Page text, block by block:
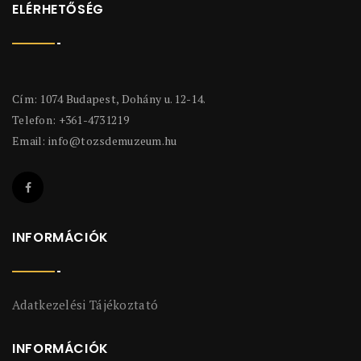
ELÉRHETŐSÉG
Cím: 1074 Budapest, Dohány u. 12-14.
Telefon: +361-4731219
Email: info@tozsdemuzeum.hu
INFORMÁCIÓK
Adatkezelési Tájékoztató
INFORMÁCIÓK